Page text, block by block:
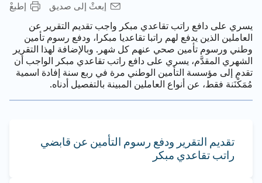
إطبعْ إبعثْ إلى صديق
يسري على دافع راتب تقاعدي مبكر واجب تقديم التقرير عن
العاملين الذين يدفع لهم راتبا تقاعديا مبكرا، ودفع رسوم تأمين
وطني ورسوم تأمين صحي عنهم كل شهر. وبالإضافة لهذا التقرير
الشهري المقدَّم، يسري على دافع راتب تقاعدي مبكر الواجب أن
تقدم إلى مؤسسة التأمين الوطني مرة في ربع سنة إفادة اسمية
مُمَكْنَنة فقط، عن أنواع العاملين المبينة بالتفصيل أدناه.
تقديم التقرير ودفع رسوم التأمين عن قابضي
راتب تقاعدي مبكر